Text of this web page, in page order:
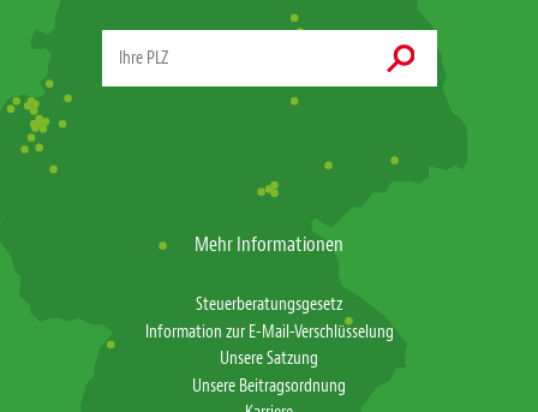
Mehr Informationen
Steuerberatungsgesetz
Information zur E-Mail-Verschlüsselung
Unsere Satzung
Unsere Beitragsordnung